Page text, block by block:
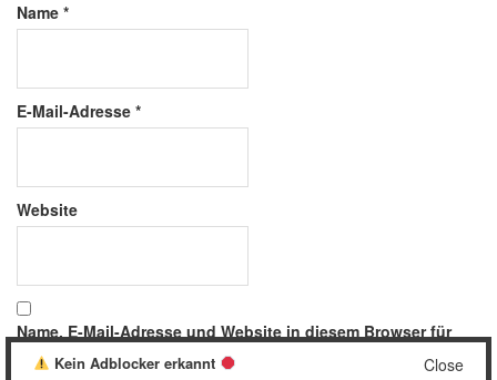
Name *
E-Mail-Adresse *
Website
Name, E-Mail-Adresse und Website in diesem Browser für
meinen nächsten Kommentar speichern.
Close
Kein Adblocker erkannt